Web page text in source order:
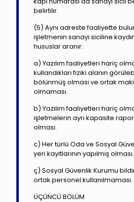
belirtilir.
(5) Aynı adreste faaliyette
işletmenin sanayi siciline
hususlar aranır:
a) Yazılım faaliyetleri hariç
kullandıkları fiziki alanın
bölünmüş olması ve ortak
olmaması.
b) Yazılım faaliyetleri hariç
işletmelerin ayrı kapasite
olması.
c) Her türlü Oda ve Sosyal
yeri kayıtlarının yapılmış olması.
ç) Sosyal Güvenlik Kurumu
ortak personel kullanılmaması.
ÜÇÜNCÜ BÖLÜM